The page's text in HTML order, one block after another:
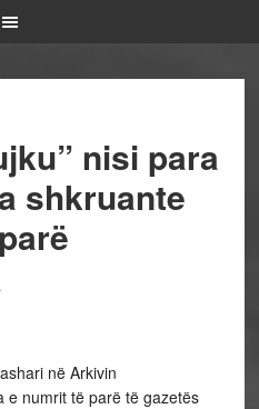
nisi para
shkruante
në Arkivin
e numrit të parë të gazetës